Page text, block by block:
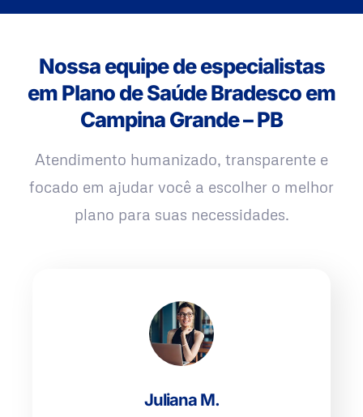
Nossa equipe de especialistas
em Plano de Saúde Bradesco em
Campina Grande – PB
Atendimento humanizado, transparente e
focado em ajudar você a escolher o melhor
plano para suas necessidades.
Juliana M.